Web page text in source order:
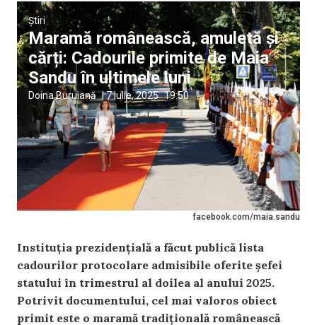
facebook.com/maia.sandu
Știri
Maramă românească, amuletă și
cărți: Cadourile primite de Maia
Sandu în ultimele luni
Doina Buruiană |7 iulie, 2025 19:50
Instituția prezidențială a făcut publică lista
cadourilor protocolare admisibile oferite șefei
statului în trimestrul al doilea al anului 2025.
Potrivit documentului, cel mai valoros obiect
primit este o maramă tradițională românească